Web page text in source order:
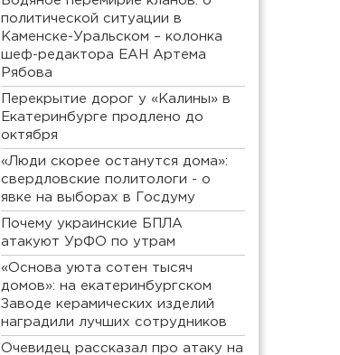
политической ситуации в
Каменске-Уральском – колонка
шеф-редактора ЕАН Артема
Рябова
Перекрытие дорог у «Калины» в
Екатеринбурге продлено до
октября
«Люди скорее останутся дома»:
свердловские политологи - о
явке на выборах в Госдуму
Почему украинские БПЛА
атакуют УрФО по утрам
«Основа уюта сотен тысяч
домов»: на екатеринбургском
Заводе керамических изделий
наградили лучших сотрудников
Очевидец рассказал про атаку на